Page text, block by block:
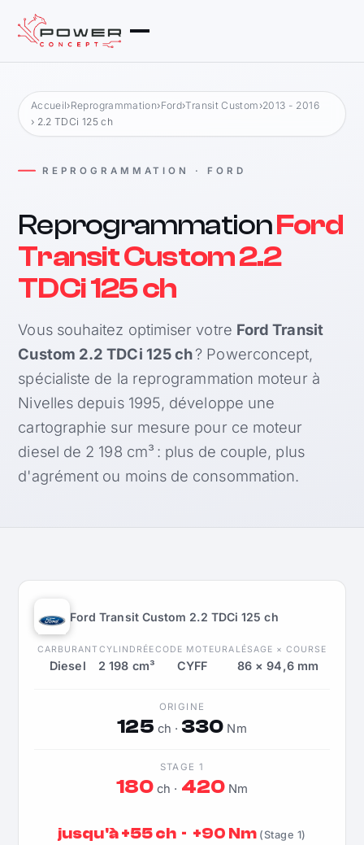
Accueil›Reprogrammation›Ford›Transit Custom ›2013 - 2016
› 2.2 TDCi 125 ch
REPROGRAMMATION · FORD
ReprogrammationFord
Transit Custom 2.2
TDCi 125 ch
Vous souhaitez optimiser votre Ford Transit
Custom 2.2 TDCi 125 ch? Powerconcept,
spécialiste de la reprogrammation moteur à
Nivelles depuis 1995, développe une
cartographie sur mesure pour ce moteur
diesel de 2 198 cm³ : plus de couple, plus
d'agrément ou moins de consommation.
Ford Transit Custom 2.2 TDCi 125 ch
CARBURANT
Diesel
CYLINDRÉE
2 198 cm³
CODE MOTEUR
CYFF
ALÉSAGE × COURSE
86 × 94,6 mm
ORIGINE
125 ch · 330 Nm
STAGE 1
180 ch · 420Nm
jusqu'à +55 ch · +90 Nm (Stage 1)